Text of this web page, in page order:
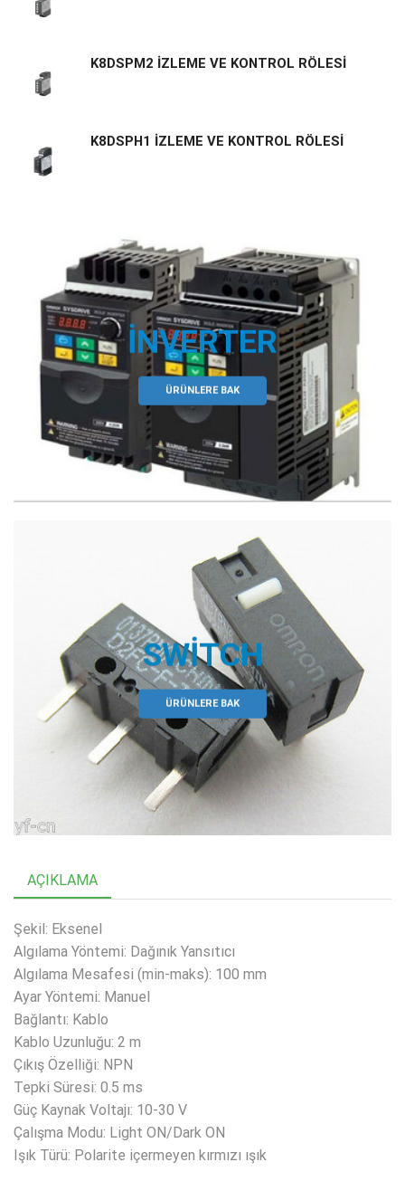
K8DSPM2 İZLEME VE KONTROL RÖLESİ
K8DSPH1 İZLEME VE KONTROL RÖLESİ
İNVERTER
ÜRÜNLERE BAK
SWITCH
ÜRÜNLERE BAK
AÇIKLAMA
Şekil: Eksenel
Algılama Yöntemi: Dağınık Yansıtıcı
Algılama Mesafesi (min-maks): 100 mm
Ayar Yöntemi: Manuel
Bağlantı: Kablo
Kablo Uzunluğu: 2 m
Çıkış Özelliği: NPN
Tepki Süresi: 0.5 ms
Güç Kaynak Voltajı: 10-30 V
Çalışma Modu: Light ON/Dark ON
Işık Türü: Polarite içermeyen kırmızı ışık